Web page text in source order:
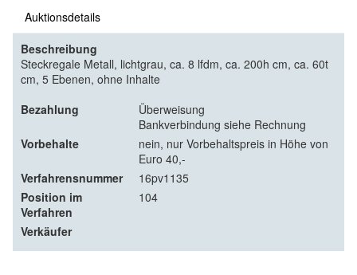
Auktionsdetails
Beschreibung
Steckregale Metall, lichtgrau, ca. 8 lfdm, ca. 200h cm, ca. 60t
cm, 5 Ebenen, ohne Inhalte
Bezahlung
Überweisung
Bankverbindung siehe Rechnung
Vorbehalte
nein, nur Vorbehaltspreis in Höhe von
Euro 40,-
Verfahrensnummer
16pv1135
Position im
Verfahren
104
Verkäufer